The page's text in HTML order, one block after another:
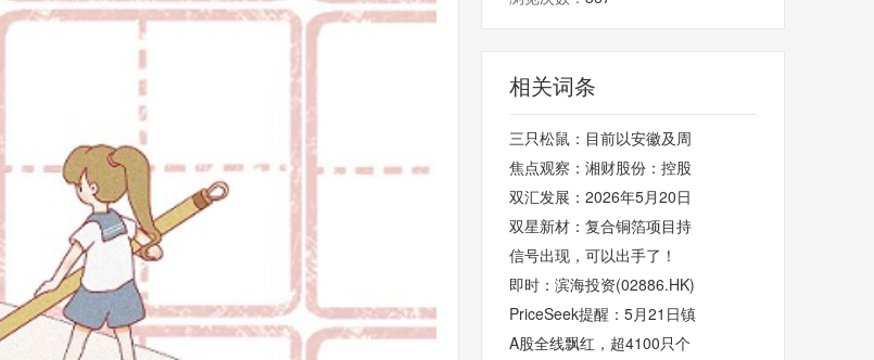
相关词条
三只松鼠：目前以安徽及周
焦点观察：湘财股份：控股
双汇发展：2026年5月20日
双星新材：复合铜箔项目持
信号出现，可以出手了！
即时：滨海投资(02886.HK)
PriceSeek提醒：5月21日镇
A股全线飘红，超4100只个